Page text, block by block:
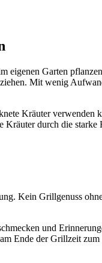
Garten
Mit wenig
Kräuter
durch die
Kein Grillgenuss
und
Ende der Grillzeit